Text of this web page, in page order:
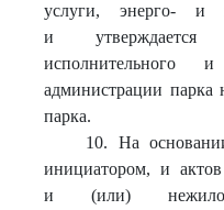
услуги, энерго- и
и утверждается
исполнительного и
администрации парка
парка.
10. На
инициатором, и
и (или)